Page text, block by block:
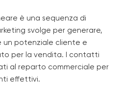
è una sequenza di
svolge per generare,
un potenziale cliente e
per la vendita. I contatti
al reparto commerciale per
effettivi.